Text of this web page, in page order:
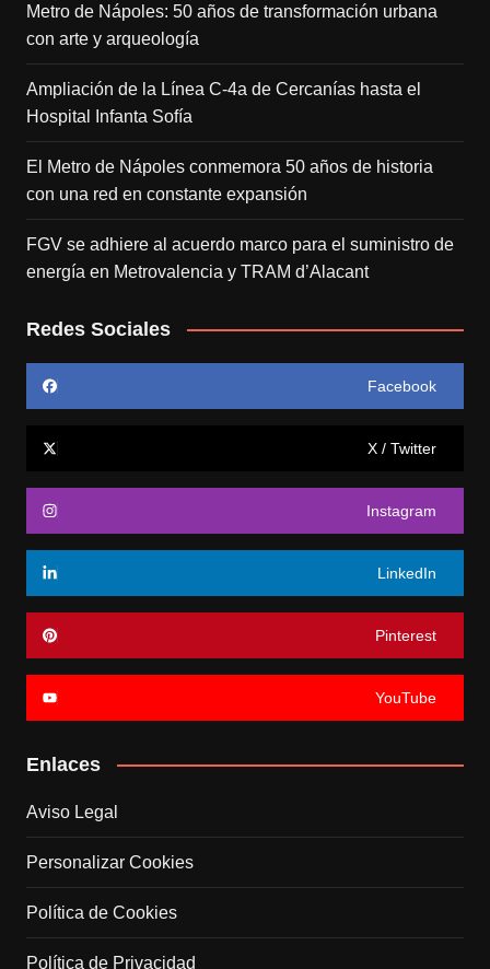
Metro de Nápoles: 50 años de transformación urbana
con arte y arqueología
Ampliación de la Línea C-4a de Cercanías hasta el
Hospital Infanta Sofía
El Metro de Nápoles conmemora 50 años de historia
con una red en constante expansión
FGV se adhiere al acuerdo marco para el suministro de
energía en Metrovalencia y TRAM d’Alacant
Redes Sociales
Facebook
X / Twitter
Instagram
LinkedIn
Pinterest
YouTube
Enlaces
Aviso Legal
Personalizar Cookies
Política de Cookies
Política de Privacidad